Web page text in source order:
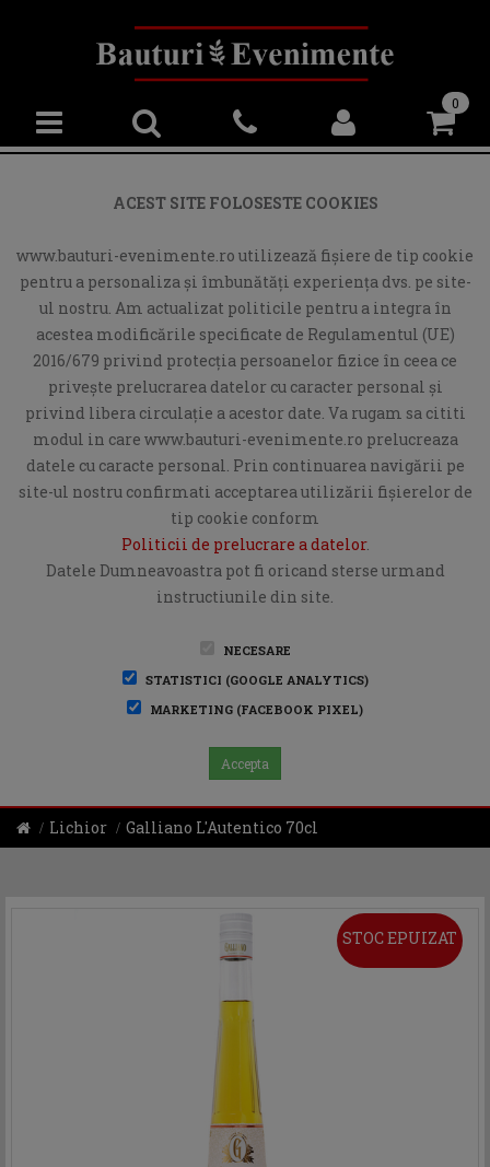
0
ACEST SITE FOLOSESTE COOKIES
www.bauturi-evenimente.ro utilizează fişiere de tip cookie
pentru a personaliza și îmbunătăți experiența dvs. pe site-
ul nostru. Am actualizat politicile pentru a integra în
acestea modificările specificate de Regulamentul (UE)
2016/679 privind protecția persoanelor fizice în ceea ce
privește prelucrarea datelor cu caracter personal și
privind libera circulație a acestor date. Va rugam sa cititi
modul in care www.bauturi-evenimente.ro prelucreaza
datele cu caracte personal. Prin continuarea navigării pe
site-ul nostru confirmati acceptarea utilizării fişierelor de
tip cookie conform
Politicii de prelucrare a datelor.
Datele Dumneavoastra pot fi oricand sterse urmand
instructiunile din site.
NECESARE
STATISTICI (GOOGLE ANALYTICS)
MARKETING (FACEBOOK PIXEL)
Accepta
Lichior Galliano L'Autentico 70cl
STOC EPUIZAT